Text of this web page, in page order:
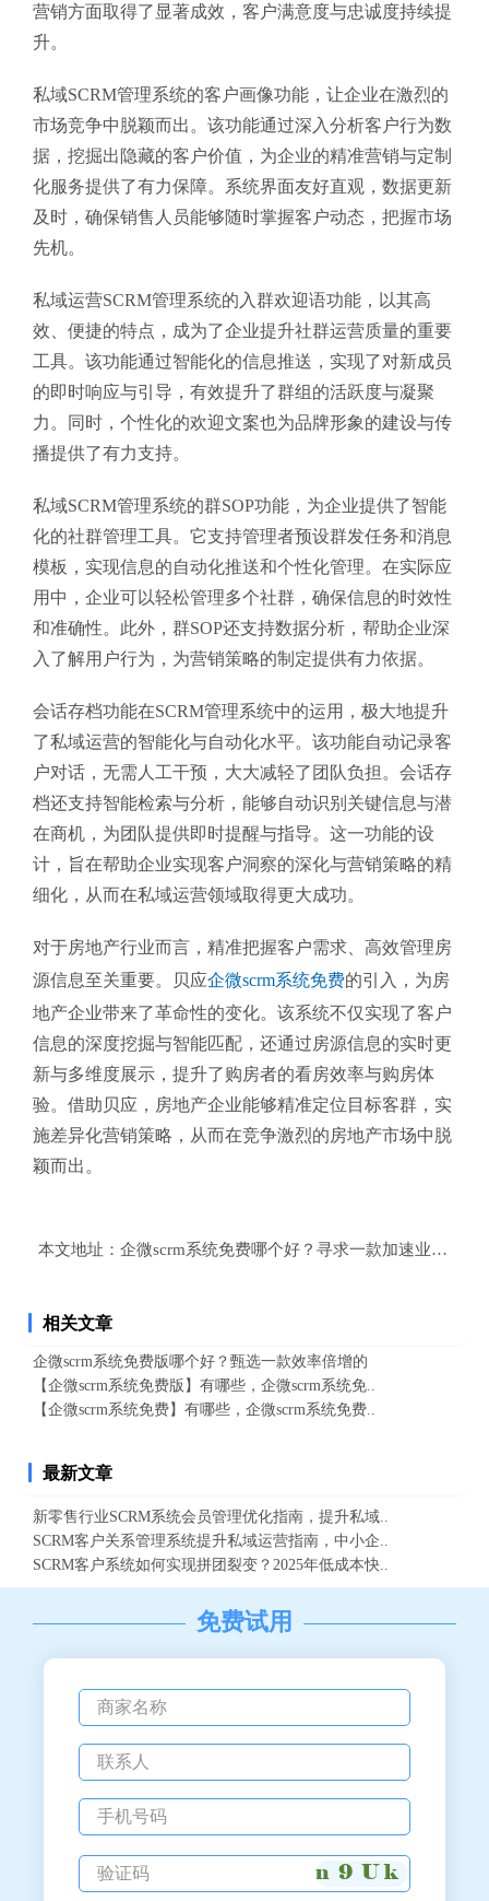
营销方面取得了显著成效，客户满意度与忠诚度持续提
升。
私域SCRM管理系统的客户画像功能，让企业在激烈的
市场竞争中脱颖而出。该功能通过深入分析客户行为数
据，挖掘出隐藏的客户价值，为企业的精准营销与定制
化服务提供了有力保障。系统界面友好直观，数据更新
及时，确保销售人员能够随时掌握客户动态，把握市场
先机。
私域运营SCRM管理系统的入群欢迎语功能，以其高
效、便捷的特点，成为了企业提升社群运营质量的重要
工具。该功能通过智能化的信息推送，实现了对新成员
的即时响应与引导，有效提升了群组的活跃度与凝聚
力。同时，个性化的欢迎文案也为品牌形象的建设与传
播提供了有力支持。
私域SCRM管理系统的群SOP功能，为企业提供了智能
化的社群管理工具。它支持管理者预设群发任务和消息
模板，实现信息的自动化推送和个性化管理。在实际应
用中，企业可以轻松管理多个社群，确保信息的时效性
和准确性。此外，群SOP还支持数据分析，帮助企业深
入了解用户行为，为营销策略的制定提供有力依据。
会话存档功能在SCRM管理系统中的运用，极大地提升
了私域运营的智能化与自动化水平。该功能自动记录客
户对话，无需人工干预，大大减轻了团队负担。会话存
档还支持智能检索与分析，能够自动识别关键信息与潜
在商机，为团队提供即时提醒与指导。这一功能的设
计，旨在帮助企业实现客户洞察的深化与营销策略的精
细化，从而在私域运营领域取得更大成功。
对于房地产行业而言，精准把握客户需求、高效管理房
源信息至关重要。贝应企微scrm系统免费的引入，为房
地产企业带来了革命性的变化。该系统不仅实现了客户
信息的深度挖掘与智能匹配，还通过房源信息的实时更
新与多维度展示，提升了购房者的看房效率与购房体
验。借助贝应，房地产企业能够精准定位目标客群，实
施差异化营销策略，从而在竞争激烈的房地产市场中脱
颖而出。
本文地址： 企微scrm系统免费哪个好？寻求一款加速业务的
相关文章
企微scrm系统免费版哪个好？甄选一款效率倍增的
【企微scrm系统免费版】有哪些，企微scrm系统免..
【企微scrm系统免费】有哪些，企微scrm系统免费..
最新文章
新零售行业SCRM系统会员管理优化指南，提升私域..
SCRM客户关系管理系统提升私域运营指南，中小企..
SCRM客户系统如何实现拼团裂变？2025年低成本快..
免费试用